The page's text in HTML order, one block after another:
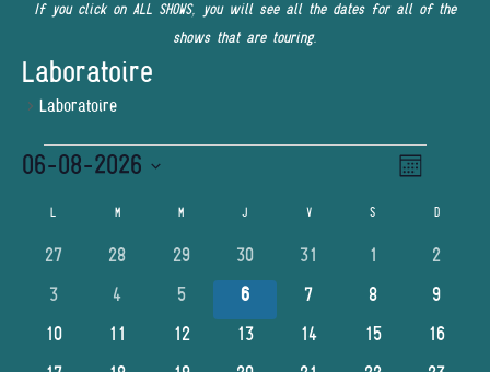
If you click on ALL SHOWS, you will see all the dates for all of the
shows that are touring.
Laboratoire
Laboratoire
ÉVÈNEMENTS
vues
Mois
06-08-2026
date.
CALENDRIER
DE
ÉVÈNEMENTS
L M M J VVENDREDI S DDIMANCHE
0
évènements
27
0
évènements
28
0
évènements
29
0
évènements
30
0
évènements
31
0
évènements
1
0
2
0
évènements
3
0
évènements
4
0
évènements
5
0
évènements
6
0
évènements
7
0
évènements
8
0
9
0
évènements
10
0
évènements
11
0
évènements
12
0
évènements
13
0
évènements
14
0
évènements
15
016